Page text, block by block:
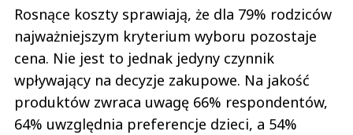
Rosnące koszty sprawiają, że dla 79% rodziców
najważniejszym kryterium wyboru pozostaje
cena. Nie jest to jednak jedyny czynnik
wpływający na decyzje zakupowe. Na jakość
produktów zwraca uwagę 66% respondentów,
64% uwzględnia preferencje dzieci, a 54%